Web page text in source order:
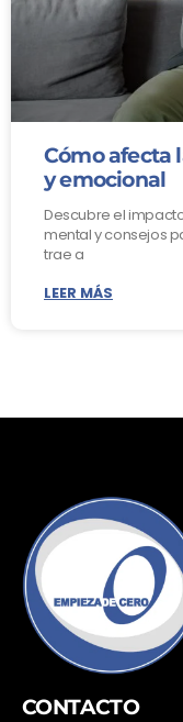
Cómo afecta
y emocional
Descubre el
mental y consejos
trae a
LEER MÁS
CONTACTO